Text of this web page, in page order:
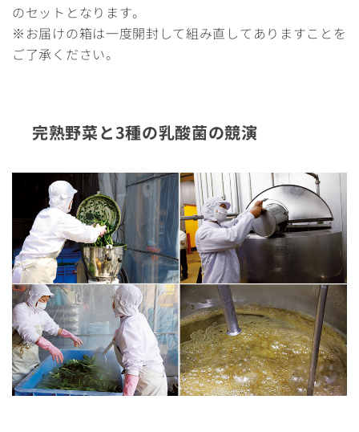
のセットとなります。
※お届けの箱は一度開封して組み直してありますことを
ご了承ください。
完熟野菜と3種の乳酸菌の競演